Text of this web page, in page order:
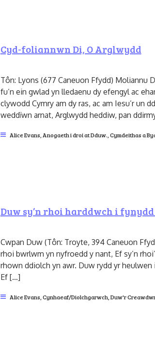
Cyd-foliannwn Di, O Arglwydd
Tôn: Lyons (677 Caneuon Ffydd) Moliannu
fu’n ein gwlad yn lledaenu dy efengyl ac
clywodd Cymry am dy ras, ac am Iesu’r un
weddïwn arnat, Arglwydd heddiw, pan
Alice Evans Anogaeth i droi at Dduw. Cymdeithas a
Duw sy’n rhoi harddwch i
Cwpan Duw (Tôn: Troyte, 394 Caneuon
rhoi bwrlwm yn nyfroedd y nant, Ef sy’n
rhown ddiolch yn awr. Duw rydd yr heulwen
Ef […]
Alice Evans Cynhaeaf/Diolchgarwch, Duw'r